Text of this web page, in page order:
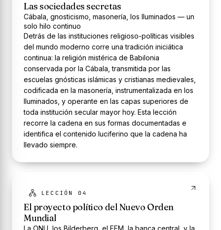
Las sociedades secretas
Cábala, gnosticismo, masonería, los Iluminados — un
solo hilo continuo
Detrás de las instituciones religioso-políticas visibles
del mundo moderno corre una tradición iniciática
continua: la religión mistérica de Babilonia
conservada por la Cábala, transmitida por las
escuelas gnósticas islámicas y cristianas medievales,
codificada en la masonería, instrumentalizada en los
Iluminados, y operante en las capas superiores de
toda institución secular mayor hoy. Esta lección
recorre la cadena en sus formas documentadas e
identifica el contenido luciferino que la cadena ha
llevado siempre.
LECCIÓN 04
El proyecto político del Nuevo Orden
Mundial
La ONU, los Bilderberg, el FEM, la banca central, y la